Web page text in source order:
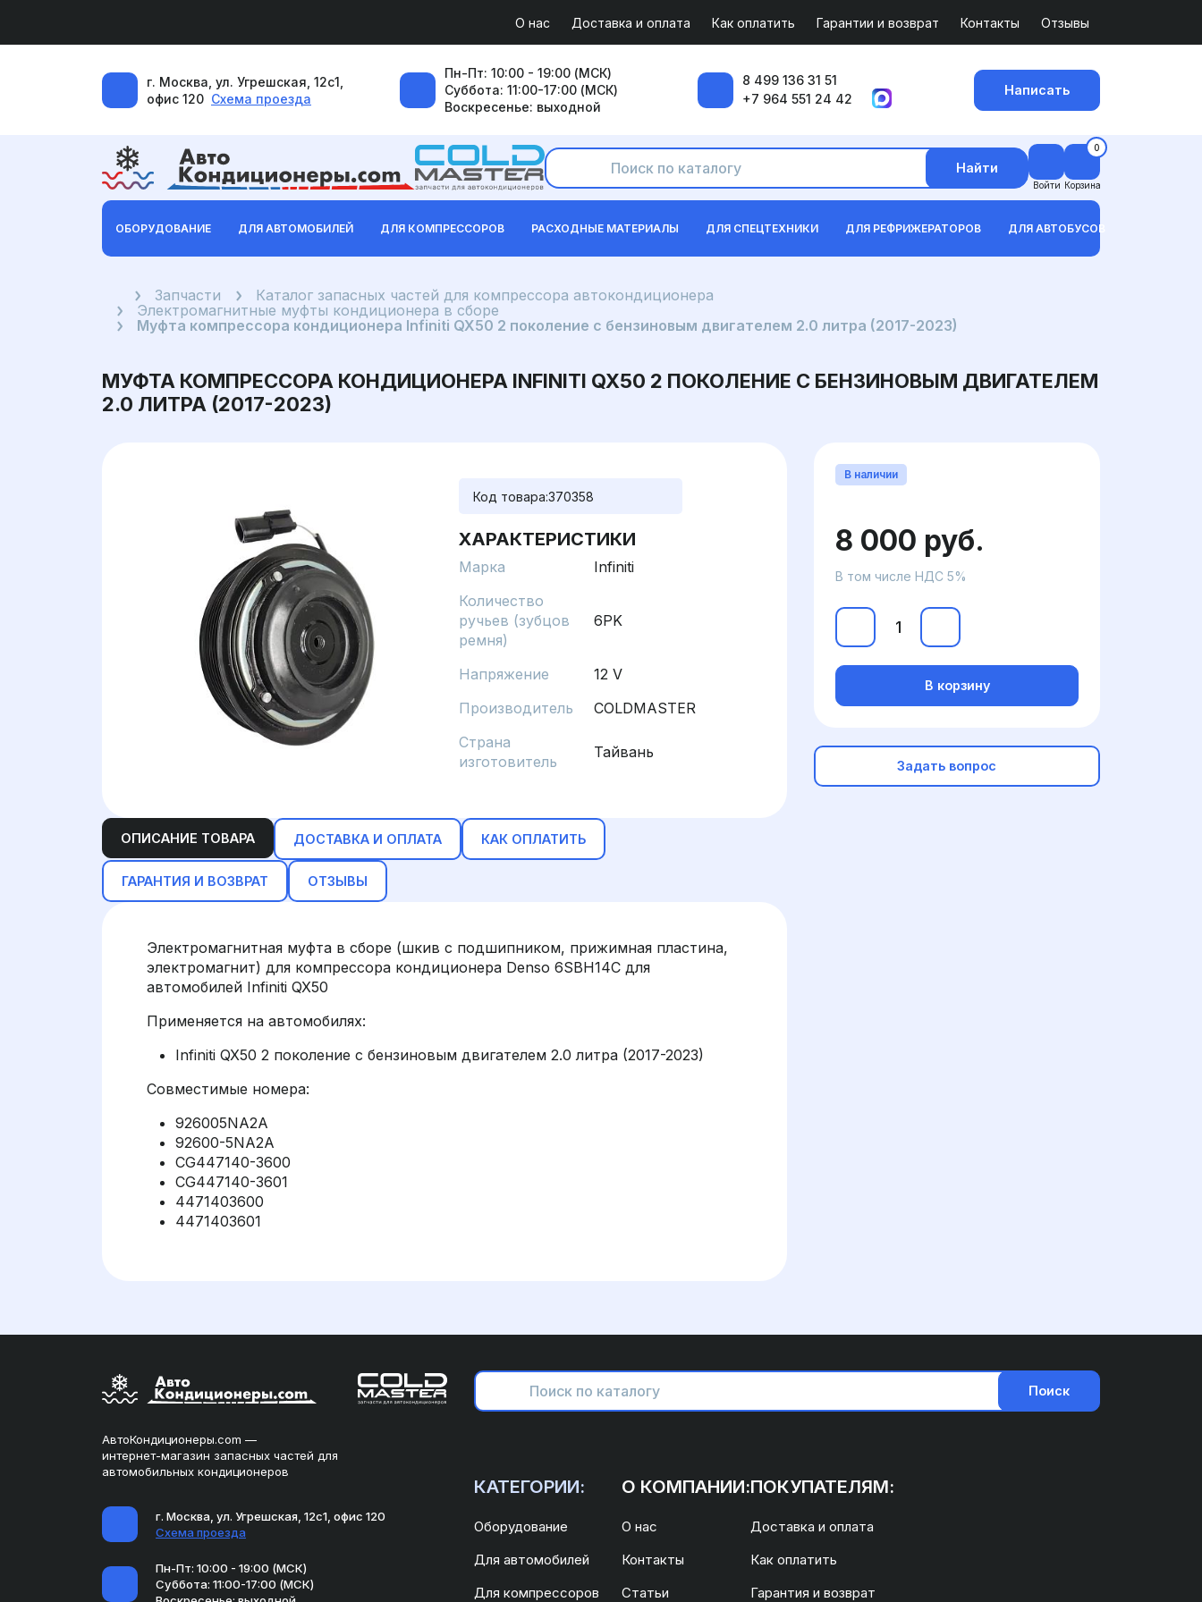
О нас Доставка и оплата Как оплатить Гарантии и возврат Контакты Отзывы
г. Москва, ул. Угрешская, 12с1,
офис 120 Схема проезда
Пн-Пт: 10:00 - 19:00 (МСК)
Суббота: 11:00-17:00 (МСК)
Воскресенье: выходной
8 499 136 31 51
+7 964 551 24 42
Написать
Найти
Войти
0
Корзина
ОБОРУДОВАНИЕ ДЛЯ АВТОМОБИЛЕЙ ДЛЯ КОМПРЕССОРОВ РАСХОДНЫЕ МАТЕРИАЛЫ ДЛЯ СПЕЦТЕХНИКИ ДЛЯ РЕФРИЖЕРАТОРОВ ДЛЯ АВТОБУСОВ
ГлавнаяЗапчасти
Каталог запасных частей для компрессора автокондиционера
Электромагнитные муфты кондиционера в сборе
Муфта компрессора кондиционера Infiniti QX50 2 поколение с бензиновым двигателем 2.0 литра (2017-2023)
МУФТА КОМПРЕССОРА КОНДИЦИОНЕРА INFINITI QX50 2 ПОКОЛЕНИЕ С БЕНЗИНОВЫМ ДВИГАТЕЛЕМ
2.0 ЛИТРА (2017-2023)
Код товара:370358
ХАРАКТЕРИСТИКИ
Марка
Infiniti
Количество
ручьев (зубцов
ремня)
6PK
Напряжение
12 V
Производитель
COLDMASTER
Страна
изготовитель
Тайвань
ОПИСАНИЕ ТОВАРА ДОСТАВКА И ОПЛАТА КАК ОПЛАТИТЬ
ГАРАНТИЯ И ВОЗВРАТ ОТЗЫВЫ
Электромагнитная муфта в сборе (шкив с подшипником, прижимная пластина,
электромагнит) для компрессора кондиционера Denso 6SBH14C для
автомобилей Infiniti QX50
Применяется на автомобилях:
Infiniti QX50 2 поколение с бензиновым двигателем 2.0 литра (2017-2023)
Совместимые номера:
926005NA2A
92600-5NA2A
CG447140-3600
CG447140-3601
4471403600
4471403601
В наличии
8 000 руб.
В том числе НДС 5%
В корзину
Задать вопрос
АвтоКондиционеры.com —
интернет-магазин запасных частей для
автомобильных кондиционеров
г. Москва, ул. Угрешская, 12с1, офис 120
Схема проезда
Пн-Пт: 10:00 - 19:00 (МСК)
Суббота: 11:00-17:00 (МСК)
Поиск
КАТЕГОРИИ:
Оборудование
Для автомобилей
Для компрессоров
О КОМПАНИИ:
О нас
Контакты
Статьи
ПОКУПАТЕЛЯМ:
Доставка и оплата
Как оплатить
Гарантия и возврат